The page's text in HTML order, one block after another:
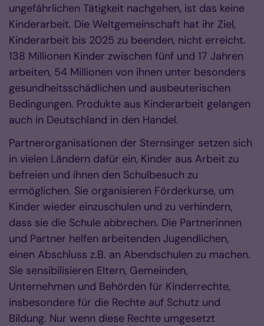
ungefährlichen Tätigkeit nachgehen, ist das keine
Kinderarbeit. Die Weltgemeinschaft hat ihr Ziel,
Kinderarbeit bis 2025 zu beenden, nicht erreicht.
138 Millionen Kinder zwischen fünf und 17 Jahren
arbeiten, 54 Millionen von ihnen unter besonders
gesundheitsschädlichen und ausbeuterischen
Bedingungen. Produkte aus Kinderarbeit gelangen
auch in Deutschland in den Handel.
Partnerorganisationen der Sternsinger setzen sich
in vielen Ländern dafür ein, Kinder aus Arbeit zu
befreien und ihnen den Schulbesuch zu
ermöglichen. Sie organisieren Förderkurse, um
Kinder wieder einzuschulen und zu verhindern,
dass sie die Schule abbrechen. Die Partnerinnen
und Partner helfen arbeitenden Jugendlichen,
einen Abschluss z.B. an Abendschulen zu machen.
Sie sensibilisieren Eltern, Gemeinden,
Unternehmen und Behörden für Kinderrechte,
insbesondere für die Rechte auf Schutz und
Bildung. Nur wenn diese Rechte umgesetzt